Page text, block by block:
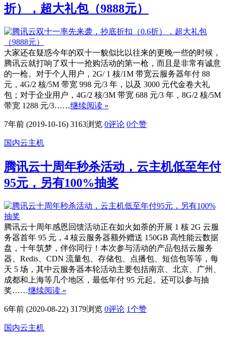
折），超大礼包（9888元）
大家还在疑惑今年的双十一貌似比以往来的更晚一些的时候，
腾讯云就打响了双十一抢购活动的第一枪，而且是非常有诚意
的一枪。对于个人用户，2G/ 1 核/1M 带宽云服务器年付 88
元，4G/2 核/5M 带宽 998 元/3 年，以及 3000 元代金卷大礼
包；对于企业用户，4G/2 核/3M 带宽 688 元/3 年，8G/2 核/5M
带宽 1288 元/3……继续阅读 »
7年前 (2019-10-16) 3163浏览 0评论 0个赞
国内云主机
腾讯云十周年秒杀活动，云主机低至年付
95元，另有100%抽奖
腾讯云十周年感恩回馈活动正在如火如荼的开展 1 核 2G 云服
务器首年 95 元，4 核云服务器额外赠送 150GB 高性能云数据
盘，十年筑梦，伴你同行！本次参与活动的产品包括云服务
器、Redis、CDN 流量包、存储包、点播包、短信包等等，每
天 5 场，其中云服务器本轮活动主要包括南京、北京、广州、
成都和上海等几个地区，最低年付 95 元起。还可以参与抽
奖……继续阅读 »
6年前 (2020-08-22) 3179浏览 0评论 1个赞
国内云主机